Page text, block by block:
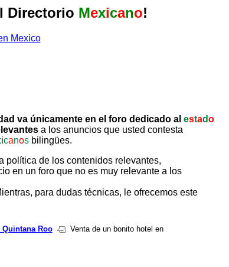
Directorio Mexicano!
va únicamente en el foro dedicado al estado
a los anuncios que usted contesta
icanos bilingües.
política de los contenidos relevantes,
en un foro que no es muy relevante a los
para dudas técnicas, le ofrecemos este
Quintana Roo
Venta de un bonito hotel en